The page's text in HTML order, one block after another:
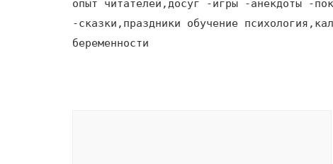
опыт читателей,досуг -игры -анекдоты -
-сказки,праздники обучение
беременности